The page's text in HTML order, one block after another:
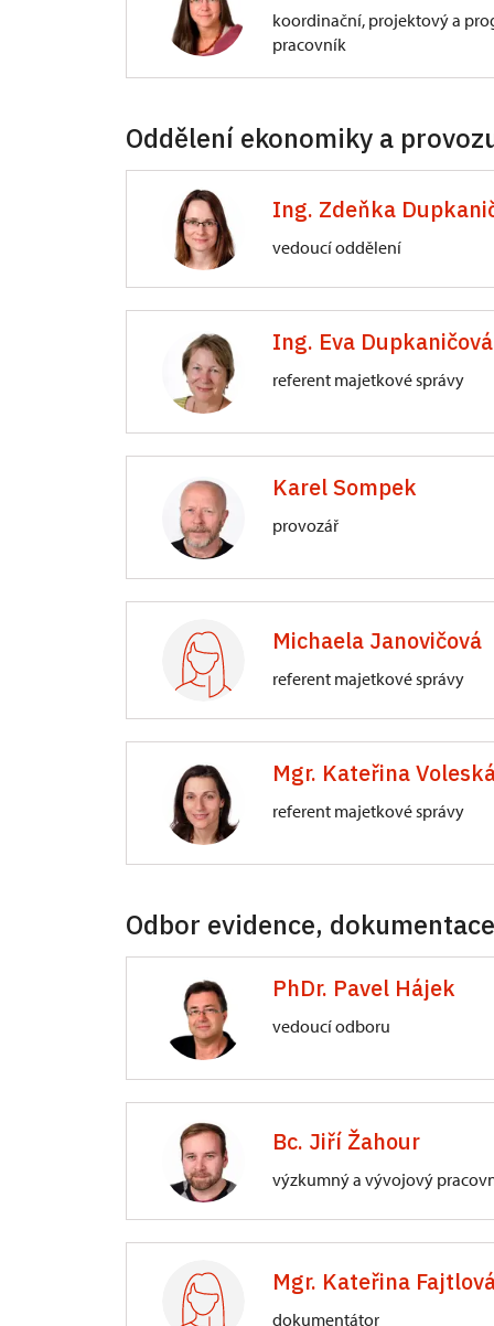
koordinační, projektový a
pracovník
Senovážné nám. 230/6, České
Oddělení ekonomiky a
Ing. Zdeňka
vedoucí oddělení
Senovážné nám. 230/6, České
Ing. Eva Dupkaničová
referent majetkové správy
Senovážné nám. 230/6, České
Karel Sompek
provozář
Senovážné nám. 230/6, České
Michaela Janovičová
referent majetkové správy
Senovážné nám. 230/6, České
pro ÚOP v Českých Budějovicích a v
Mgr. Kateřina
referent majetkové správy
Senovážné nám. 230/6, České
Odbor evidence,
PhDr. Pavel Hájek
vedoucí odboru
Senovážné nám. 230/6, České
Bc. Jiří Žahour
výzkumný a vývojový
Senovážné nám. 230/6, České
Mgr. Kateřina
dokumentátor